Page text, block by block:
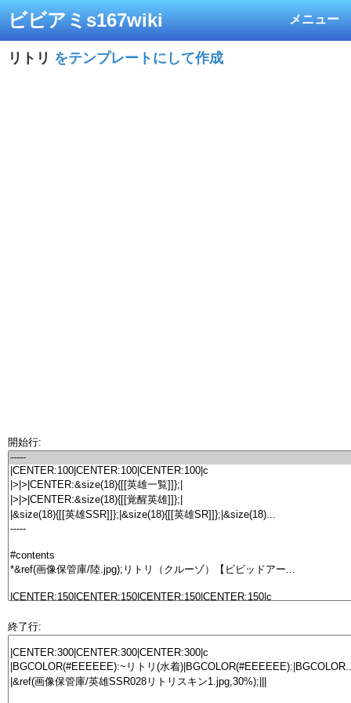
メニュー
ビビアミs167wiki
リトリ をテンプレートにして作成
開始行:
終了行: